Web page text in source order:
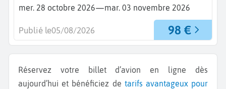
mer. 28 octobre 2026—mar. 03 novembre 2026
98 €
Publié le05/08/2026
Réservez votre billet d’avion en ligne dès
aujourd’hui et bénéficiez de tarifs avantageux pour